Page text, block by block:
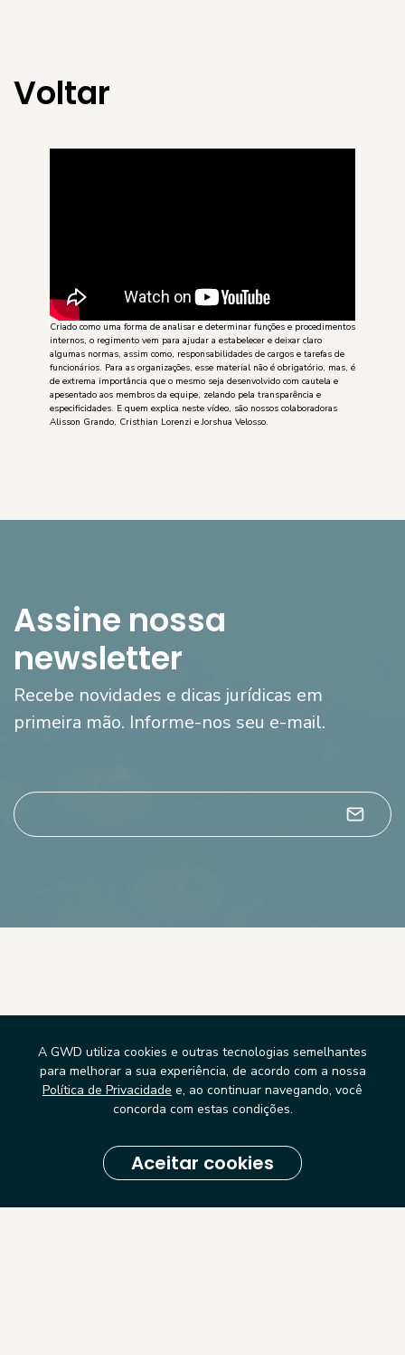
Voltar
Criado como uma forma de analisar e determinar funções e procedimentos
internos, o regimento vem para ajudar a estabelecer e deixar claro
algumas normas, assim como, responsabilidades de cargos e tarefas de
funcionários. Para as organizações, esse material não é obrigatório, mas, é
de extrema importância que o mesmo seja desenvolvido com cautela e
apesentado aos membros da equipe, zelando pela transparência e
especificidades. E quem explica neste vídeo, são nossos colaboradoras
Alisson Grando, Cristhian Lorenzi e Jorshua Velosso.
Assine nossa
newsletter
Recebe novidades e dicas jurídicas em
primeira mão. Informe-nos seu e-mail.
Precisa de
alguma coisa?
Fale conosco.
A GWD utiliza cookies e outras tecnologias semelhantes
para melhorar a sua experiência, de acordo com a nossa
Política de Privacidade e, ao continuar navegando, você
concorda com estas condições.
Aceitar cookies